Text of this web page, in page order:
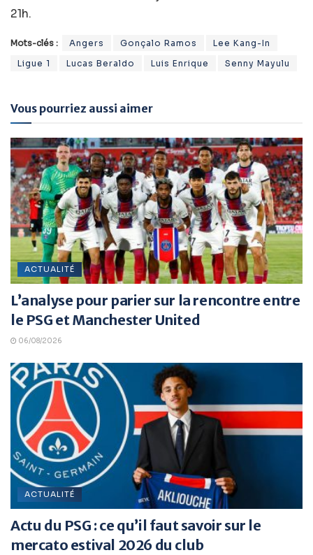
21h.
Mots-clés : Angers Gonçalo Ramos
Lee Kang-In
Ligue 1
Lucas Beraldo Luis Enrique Senny Mayulu
Vous pourriez aussi aimer
ACTUALITÉ
L’analyse pour parier sur la rencontre entre
le PSG et Manchester United
06/08/2026
ACTUALITÉ
Actu du PSG : ce qu’il faut savoir sur le
mercato estival 2026 du club